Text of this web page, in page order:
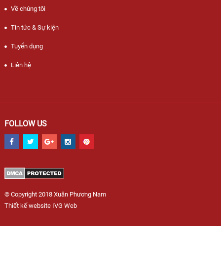
Về chúng tôi
Tin tức & Sự kiện
Tuyển dụng
Liên hệ
FOLLOW US
© Copyright 2018 Xuân Phương Nam
Thiết kế website IVG Web